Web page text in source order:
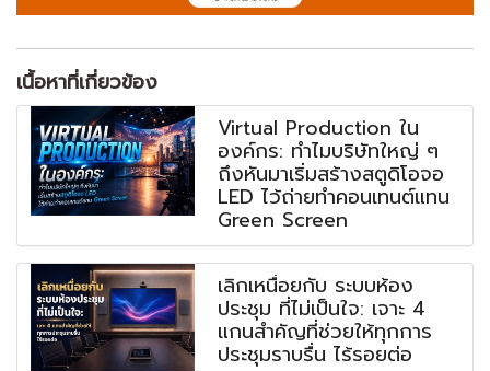
เนื้อหาที่เกี่ยวข้อง
Virtual Production ใน
องค์กร: ทำไมบริษัทใหญ่ ๆ
ถึงหันมาเริ่มสร้างสตูดิโอจอ
LED ไว้ถ่ายทำคอนเทนต์แทน
Green Screen
เลิกเหนื่อยกับ ระบบห้อง
ประชุม ที่ไม่เป็นใจ: เจาะ 4
แกนสำคัญที่ช่วยให้ทุกการ
ประชุมราบรื่น ไร้รอยต่อ